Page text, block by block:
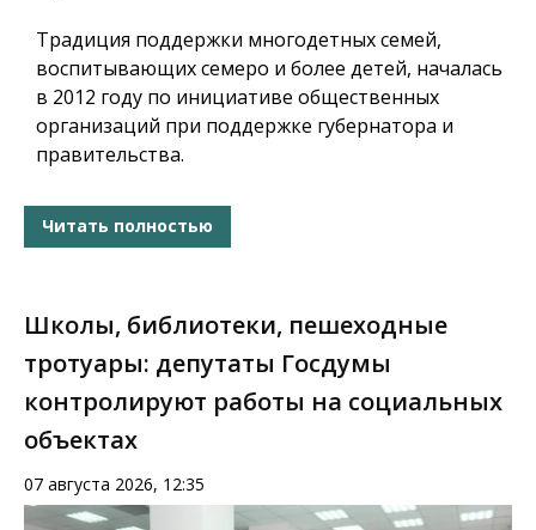
Традиция поддержки многодетных семей,
воспитывающих семеро и более детей, началась
в 2012 году по инициативе общественных
организаций при поддержке губернатора и
правительства.
Читать полностью
Школы, библиотеки, пешеходные
тротуары: депутаты Госдумы
контролируют работы на социальных
объектах
07 августа 2026, 12:35